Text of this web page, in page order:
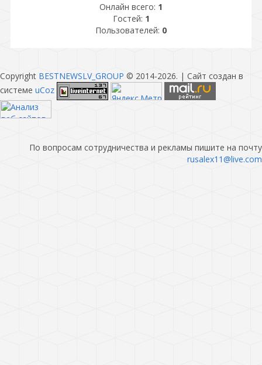
Онлайн всего: 1
Гостей: 1
Пользователей: 0
Copyright BESTNEWSLV_GROUP © 2014-2026. | Сайт создан в
системе uCoz
По вопросам сотрудничества и рекламы пишите на почту
rusalex11@live.com